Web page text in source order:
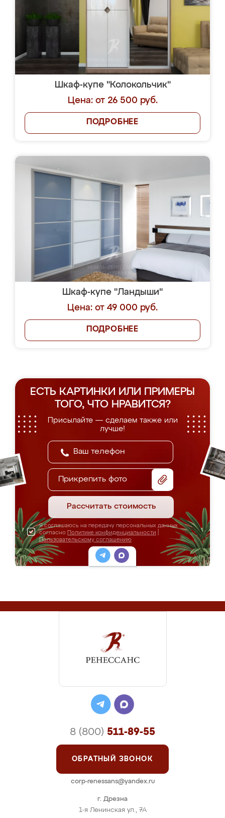
Шкаф-купе "Колокольчик"
Цена: от 26 500 руб.
ПОДРОБНЕЕ
Шкаф-купе "Ландыши"
Цена: от 49 000 руб.
ПОДРОБНЕЕ
ЕСТЬ КАРТИНКИ ИЛИ ПРИМЕРЫ
ТОГО, ЧТО НРАВИТСЯ?
Присылайте — сделаем также или
лучше!
Прикрепить фото
Рассчитать стоимость
Я соглашаюсь на передачу персональных данных
согласно Политике конфиденциальности
Пользовательскому соглашению
г. Дрезна
1-я Ленинская ул., 7А
8 (800) 511-89-55
ОБРАТНЫЙ ЗВОНОК
corp-renessans@yandex.ru